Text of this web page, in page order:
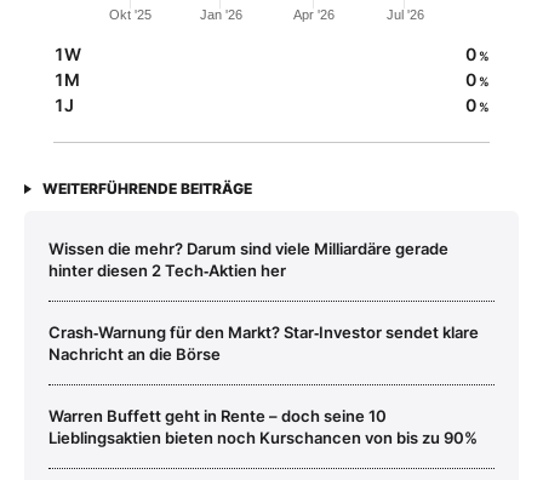
Okt '25 Jan '26 Apr '26 Jul '26
1W 0%
1M 0%
1J 0%
WEITERFÜHRENDE BEITRÄGE
Wissen die mehr? Darum sind viele Milliardäre gerade
hinter diesen 2 Tech‑Aktien her
Crash‑Warnung für den Markt? Star‑Investor sendet klare
Nachricht an die Börse
Warren Buffett geht in Rente – doch seine 10
Lieblingsaktien bieten noch Kurschancen von bis zu 90%